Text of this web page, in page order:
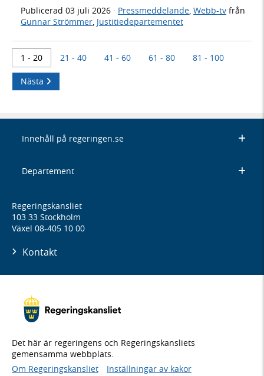
Publicerad 03 juli 2026 · Pressmeddelande, Webb-tv från
Gunnar Strömmer, Justitiedepartementet
1 - 20 21 - 40 41 - 60 61 - 80 81 - 100
Nästa
Innehåll på regeringen.se
Departement
Regeringskansliet
103 33 Stockholm
Växel 08-405 10 00
Kontakt
Det här är regeringens och Regeringskansliets
gemensamma webbplats.
Om Regeringskansliet
Inställningar av kakor